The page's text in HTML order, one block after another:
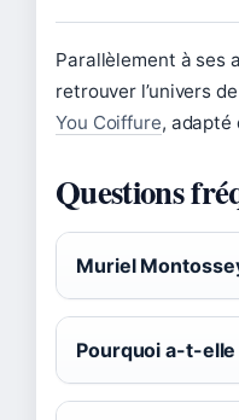
Parallèlement à ses
retrouver l’univers
You Coiffure, adapté
Questions
Muriel
Pourquoi a-t-